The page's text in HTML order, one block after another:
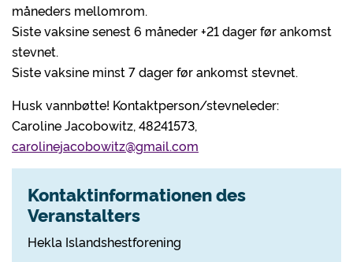
måneders mellomrom.
Siste vaksine senest 6 måneder +21 dager før ankomst
stevnet.
Siste vaksine minst 7 dager før ankomst stevnet.
Husk vannbøtte! Kontaktperson/stevneleder:
Caroline Jacobowitz, 48241573,
carolinejacobowitz@gmail.com
Kontaktinformationen des
Veranstalters
Hekla Islandshestforening